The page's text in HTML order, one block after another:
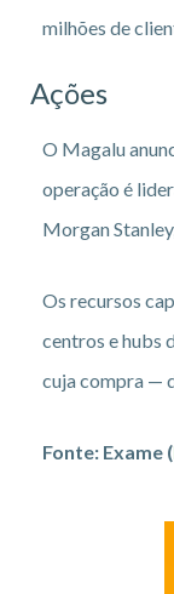
milhões de
Ações
O Magalu
operação é
Morgan
Os recursos
centros e hubs
cuja compra —
Fonte: Exame (